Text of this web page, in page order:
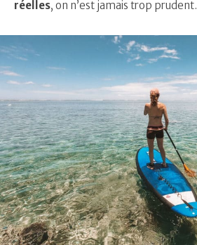
réelles, on n’est jamais trop prudent.